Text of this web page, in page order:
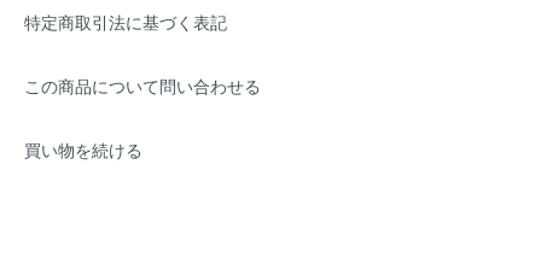
特定商取引法に基づく表記
この商品について問い合わせる
買い物を続ける